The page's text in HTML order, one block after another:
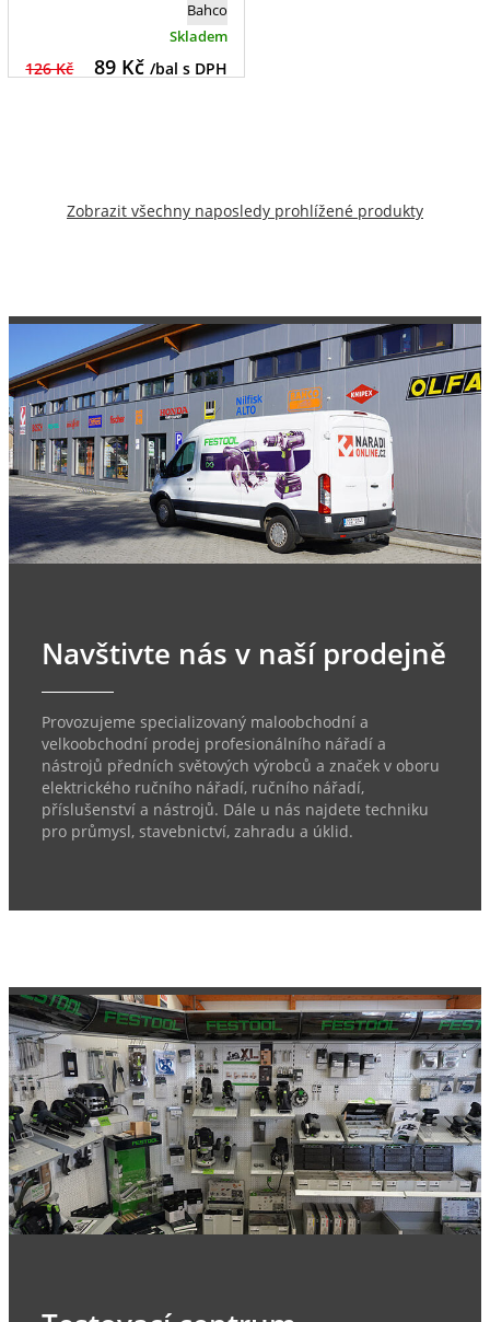
Bahco
Skladem
126 Kč 89Kč /bal s DPH
Zobrazit všechny naposledy prohlížené produkty
Navštivte nás v naší prodejně
Provozujeme specializovaný maloobchodní a
velkoobchodní prodej profesionálního nářadí a
nástrojů předních světových výrobců a značek v oboru
elektrického ručního nářadí, ručního nářadí,
příslušenství a nástrojů. Dále u nás najdete techniku
pro průmysl, stavebnictví, zahradu a úklid.